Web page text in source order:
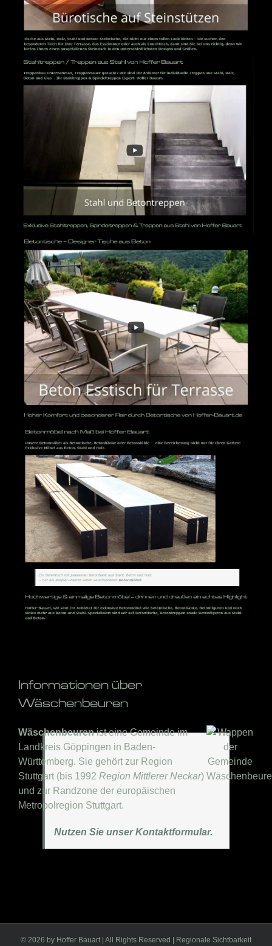
Informationen über
Wäschenbeuren
Wäschenbeurenist eine Gemeinde im
Landkreis Göppingen in Baden-
Württemberg. Sie gehört zur Region
Stuttgart (bis 1992 Region Mittlerer Neckar)
und zur Randzone der europäischen
Metropolregion Stuttgart.
Nutzen Sie unser Kontaktformular.
© 2026 by Hoffer Bauart | All Rights Reserved | Regionale Sichtbarkeit